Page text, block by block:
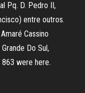
Pq. D. Pedro II,
entre outros.
Cassino
Do Sul,
863 were here.